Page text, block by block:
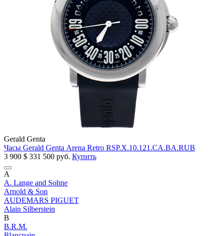
Gerald Genta
Часы Gerald Genta Arena Retro RSP.X.10.121.CA.BA.RUB
3 900 $ 331 500 руб. Купить
A
A. Lange and Sohne
Arnold & Son
AUDEMARS PIGUET
Alain Silberstein
B
B.R.M.